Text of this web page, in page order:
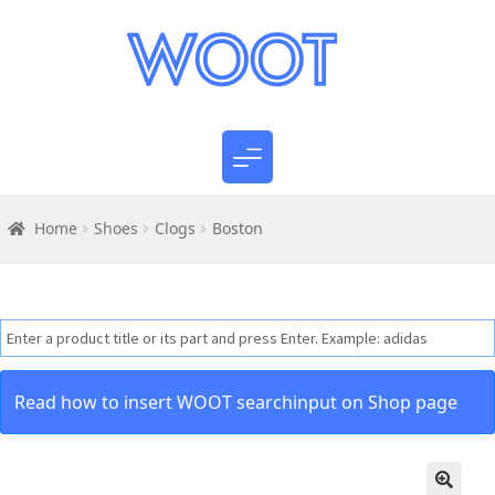
Home Shoes Clogs Boston
Read how to insert WOOT searchinput on Shop page